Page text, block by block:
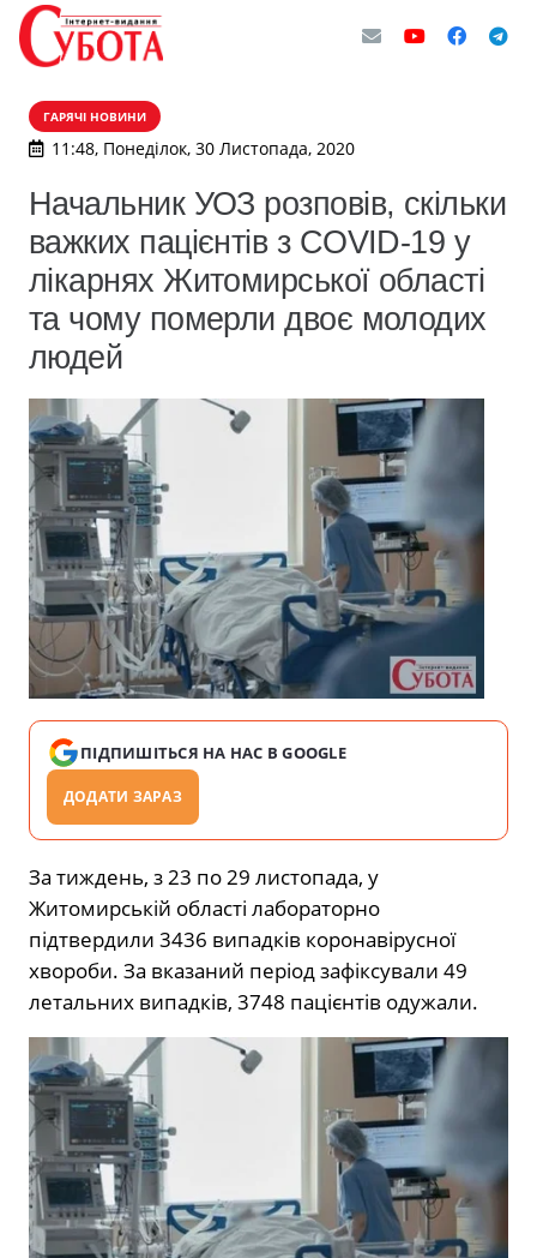
ГАРЯЧІ НОВИНИ
11:48, Понеділок, 30 Листопада, 2020
Начальник УОЗ розповів, скільки
важких пацієнтів з COVID-19 у
лікарнях Житомирської області
та чому померли двоє молодих
людей
ПІДПИШІТЬСЯ НА НАС В GOOGLE
ДОДАТИ ЗАРАЗ
За тиждень, з 23 по 29 листопада, у
Житомирській області лабораторно
підтвердили 3436 випадків коронавірусної
хвороби. За вказаний період зафіксували 49
летальних випадків, 3748 пацієнтів одужали.